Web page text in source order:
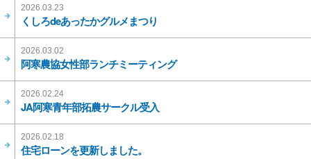
2026.03.23
くしろdeあったかグルメまつり
2026.03.02
阿寒農協女性部ランチミーティング
2026.02.24
JA阿寒青年部拓農サークル受入
2026.02.18
住宅ローンを更新しました。